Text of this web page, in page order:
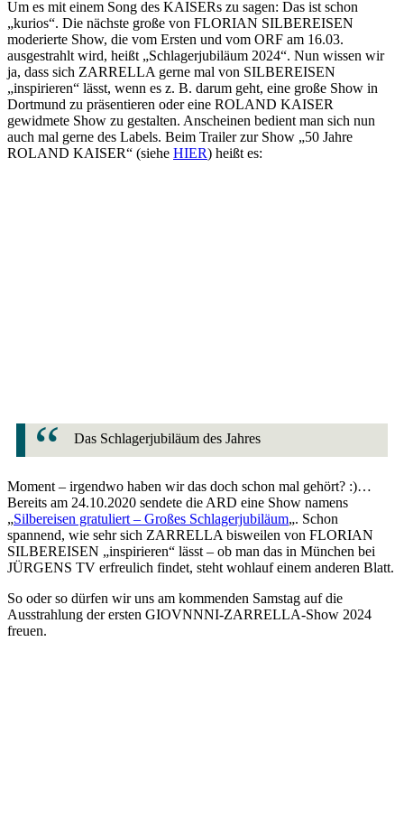
Um es mit einem Song des KAISERs zu sagen: Das ist schon
„kurios“. Die nächste große von FLORIAN SILBEREISEN
moderierte Show, die vom Ersten und vom ORF am 16.03.
ausgestrahlt wird, heißt „Schlagerjubiläum 2024“. Nun wissen wir
ja, dass sich ZARRELLA gerne mal von SILBEREISEN
„inspirieren“ lässt, wenn es z. B. darum geht, eine große Show in
Dortmund zu präsentieren oder eine ROLAND KAISER
gewidmete Show zu gestalten. Anscheinen bedient man sich nun
auch mal gerne des Labels. Beim Trailer zur Show „50 Jahre
ROLAND KAISER“ (siehe HIER) heißt es:
Das Schlagerjubiläum des Jahres
Moment – irgendwo haben wir das doch schon mal gehört? :)…
Bereits am 24.10.2020 sendete die ARD eine Show namens
„Silbereisen gratuliert – Großes Schlagerjubiläum„. Schon
spannend, wie sehr sich ZARRELLA bisweilen von FLORIAN
SILBEREISEN „inspirieren“ lässt – ob man das in München bei
JÜRGENS TV erfreulich findet, steht wohlauf einem anderen Blatt.
So oder so dürfen wir uns am kommenden Samstag auf die
Ausstrahlung der ersten GIOVNNNI-ZARRELLA-Show 2024
freuen.